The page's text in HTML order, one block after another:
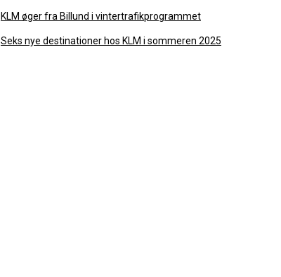
KLM øger fra Billund i vintertrafikprogrammet
Seks nye destinationer hos KLM i sommeren 2025